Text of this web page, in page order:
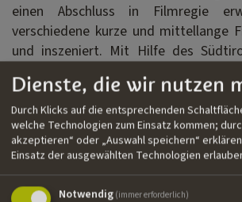
einen Abschluss in Filmregie
verschiedene kurze und mittellange
und inszeniert. Mit Hilfe des
Karl Baumgartner und mit
Südtirol entwickelte Anna das
SpielfilmprojektPorcelain Girl.
Filmografie
››Alba| Kurzfilm | Drehbuch, Regie
Dienste, die wir nutzen
Durch Klicks auf die entsprechenden
welche Technologien zum Einsatz kommen;
akzeptieren“ oder „Auswahl speichern“
Einsatz der ausgewählten Technologien
Notwendig (immer erforderlich)